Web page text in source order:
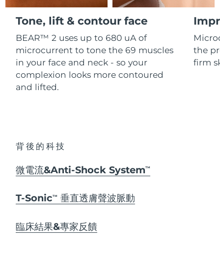
Tone, lift & contour face
BEAR™ 2 uses up to 680 uA of
microcurrent to tone the 69 muscles
in your face and neck - so your
complexion looks more contoured
and lifted.
the
firm
背後的科技
微電流&Anti-Shock SystemTM
T-SonicTM 垂直透膚聲波脈動
臨床結果&專家反饋
Travel-friendly IPL hair removal
PEACH™ Cooling Prep Gel
Cooling IPL hair removal gel
Firming body serum
Acne treatment device
ESPADA™ Blemish Solution
Concentrated acne gel
Rejuvenating eye massager
眼部護膚
Advanced eye care treatment
毛孔護理
KIWI™ derma
Diamond microdermabrasion .
KIWI™
護發
LUNA™ 4 hair
2-in-1 LED scalp massager
FLIP™ play advanced
牙齒美白
18% PAP
護膚品
匈牙利 預計送達日期 8/9/26
冰島
印尼 預計送達日期 8/7/26
愛爾蘭
澤西島
哈薩克